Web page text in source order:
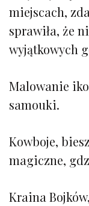
miejscach,
sprawiła, że
wyjątkowych
Malowanie
samouki.
Kowboje,
magiczne,
Kraina